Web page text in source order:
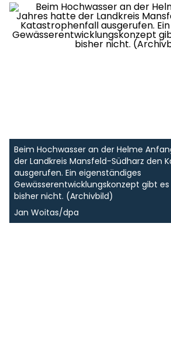
Beim Hochwasser an der Helme
der Landkreis Mansfeld-Südharz den
ausgerufen. Ein eigenständiges
Gewässerentwicklungskonzept gibt es
bisher nicht. (Archivbild)
Jan Woitas/dpa